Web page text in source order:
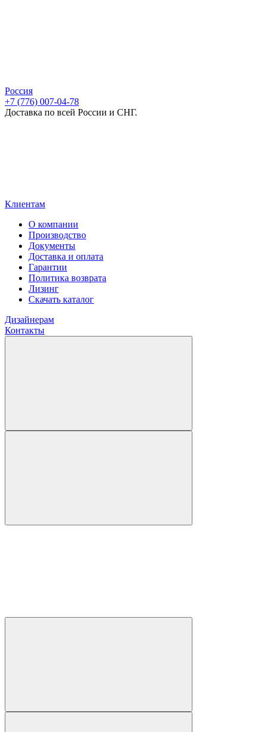
Россия
+7 (776) 007-04-78
Доставка по всей России и СНГ.
Клиентам
О компании
Производство
Документы
Доставка и оплата
Гарантии
Политика возврата
Лизинг
Скачать каталог
Дизайнерам
Контакты